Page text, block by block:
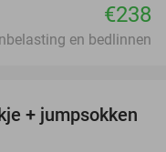
€238
en bedlinnen
40%
+ jumpsokken